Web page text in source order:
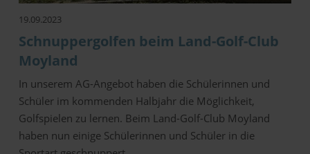
19.09.2023
Schnuppergolfen beim Land-Golf-Club
Moyland
In unserem AG-Angebot haben die Schülerinnen und
Schüler im kommenden Halbjahr die Möglichkeit,
Golfspielen zu lernen. Beim Land-Golf-Club Moyland
haben nun einige Schülerinnen und Schüler in die